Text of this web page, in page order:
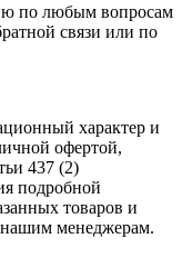
по любым вопросам
связи или по
характер и
офертой,
437 (2)
подробной
товаров и
нашим менеджерам.